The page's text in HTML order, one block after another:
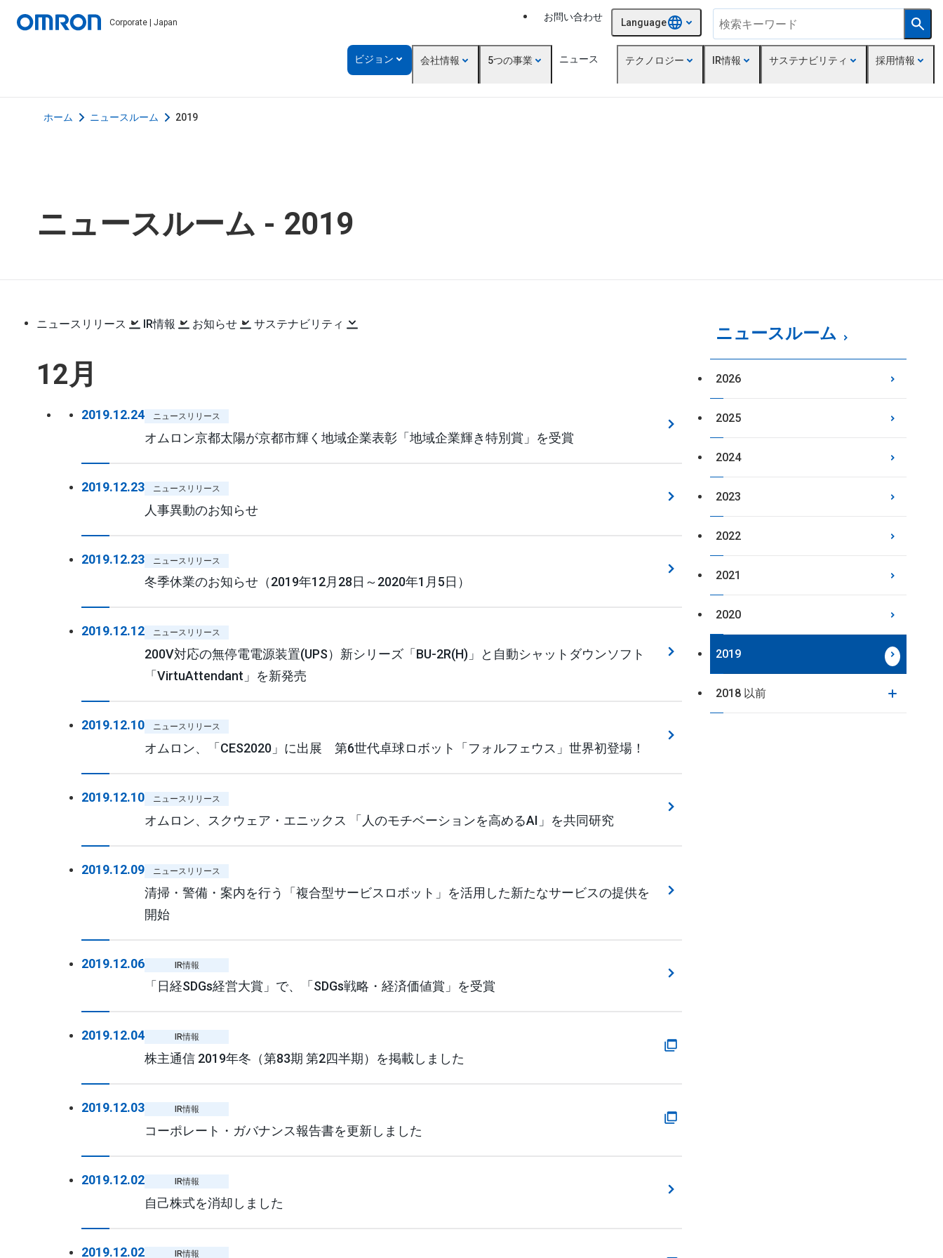
Corporate | Japan Language
ビジョン 会社情報 5つの事業 ニュース テクノロジー IR情報 サステナビリティ 採用情報
お問い合わせ
ホーム ニュースルーム 2019
ニュースルーム - 2019
ニュースリリース IR情報 お知らせ サステナビリティ
12月
2019.12.24 ニュースリリース
オムロン京都太陽が京都市輝く地域企業表彰「地域企業輝き特別賞」を受賞
2019.12.23 ニュースリリース
人事異動のお知らせ
2019.12.23 ニュースリリース
冬季休業のお知らせ（2019年12月28日～2020年1月5日）
2019.12.12 ニュースリリース
200V対応の無停電電源装置(UPS）新シリーズ「BU-2R(H)」と自動シャットダウンソフト
「VirtuAttendant」を新発売
2019.12.10 ニュースリリース
オムロン、「CES2020」に出展 第6世代卓球ロボット「フォルフェウス」世界初登場！
2019.12.10 ニュースリリース
オムロン、スクウェア・エニックス 「人のモチベーションを高めるAI」を共同研究
2019.12.09 ニュースリリース
清掃・警備・案内を行う「複合型サービスロボット」を活用した新たなサービスの提供を
開始
2019.12.06 IR情報
「日経SDGs経営大賞」で、「SDGs戦略・経済価値賞」を受賞
2019.12.04 IR情報
株主通信 2019年冬（第83期 第2四半期）を掲載しました
2019.12.03 IR情報
コーポレート・ガバナンス報告書を更新しました
2019.12.02 IR情報
自己株式を消却しました
2019.12.02 IR情報
ニュースルーム
2026
2025
2024
2023
2022
2021
2020
2019
2018 以前